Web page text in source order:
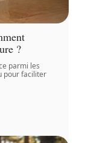
?
parmi les
pour faciliter